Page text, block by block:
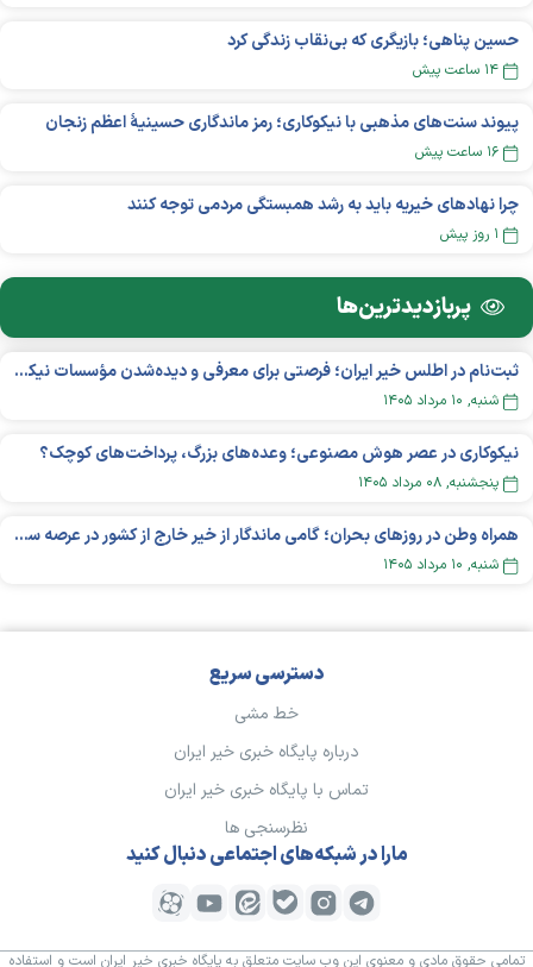
حسین پناهی؛ بازیگری که بی‌نقاب زندگی کرد
۱۴ ساعت پیش
پیوند سنت‌های مذهبی با نیکوکاری؛ رمز ماندگاری حسینیهٔ اعظم زنجان
۱۶ ساعت پیش
چرا نهادهای خیریه باید به رشد همبستگی مردمی توجه کنند
۱ روز پیش
پربازدید‌ترین‌ها
ثبت‌نام در اطلس خیر ایران؛ فرصتی برای معرفی و دیده‌شدن مؤسسات نیکوکاری
شنبه, ۱۰ مرداد ۱۴۰۵
نیکوکاری در عصر هوش مصنوعی؛ وعده‌های بزرگ، پرداخت‌های کوچک؟
پنجشنبه, ۰۸ مرداد ۱۴۰۵
همراه وطن در روزهای بحران؛ گامی ماندگار از خیر خارج از کشور در عرصه سلامت
شنبه, ۱۰ مرداد ۱۴۰۵
دسترسی سریع
خط مشی
درباره پایگاه خبری خیر ایران
تماس با پایگاه خبری خیر ایران
نظرسنجی ها
مارا در شبکه‌های اجتماعی دنبال کنید
تمامی حقوق مادی و معنوی این وب سایت متعلق به پایگاه خبری خیر ایران است و استفاده